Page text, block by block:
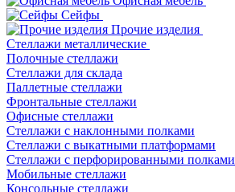
Сейфы
Прочие изделия
Стеллажи металлические
Полочные стеллажи
Стеллажи для склада
Паллетные стеллажи
Фронтальные стеллажи
Офисные стеллажи
Стеллажи с наклонными полками
Стеллажи с выкатными платформами
Стеллажи с перфорированными полками
Мобильные стеллажи
Консольные стеллажи